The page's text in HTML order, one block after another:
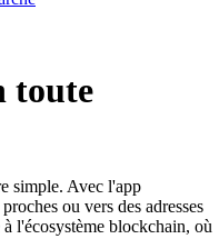
toute
simple. Avec l'app
ou vers des adresses
l'écosystème blockchain, où